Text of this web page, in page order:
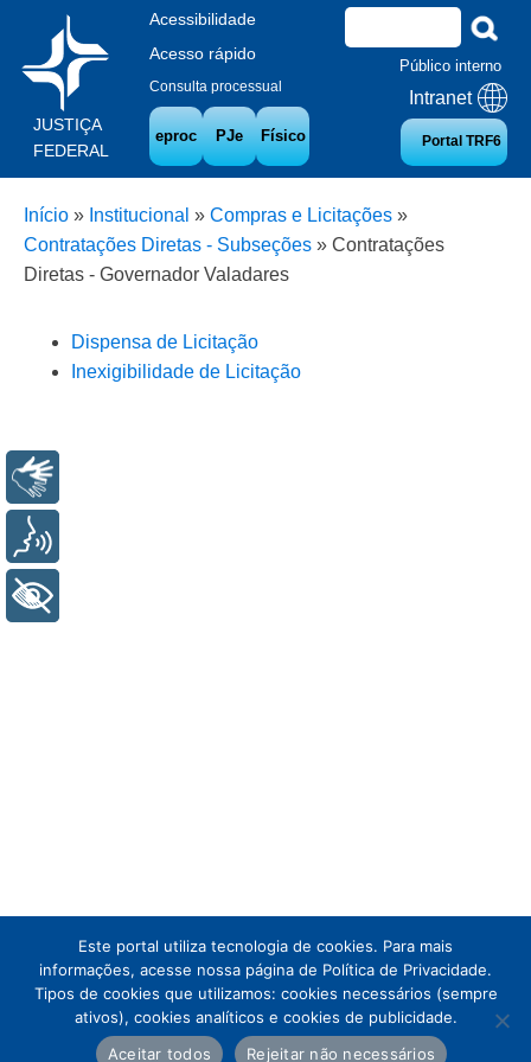
JUSTIÇA
FEDERAL
Acessibilidade
Acesso rápido
Consulta processual
eproc PJe Físico
Público interno
Intranet
Portal TRF6
Início » Institucional » Compras e Licitações »
Contratações Diretas - Subseções » Contratações
Diretas - Governador Valadares
Dispensa de Licitação
Inexigibilidade de Licitação
Este portal utiliza tecnologia de cookies. Para mais
informações, acesse nossa página de Política de Privacidade.
Tipos de cookies que utilizamos: cookies necessários (sempre
ativos), cookies analíticos e cookies de publicidade.
Aceitar todos
Rejeitar não necessários